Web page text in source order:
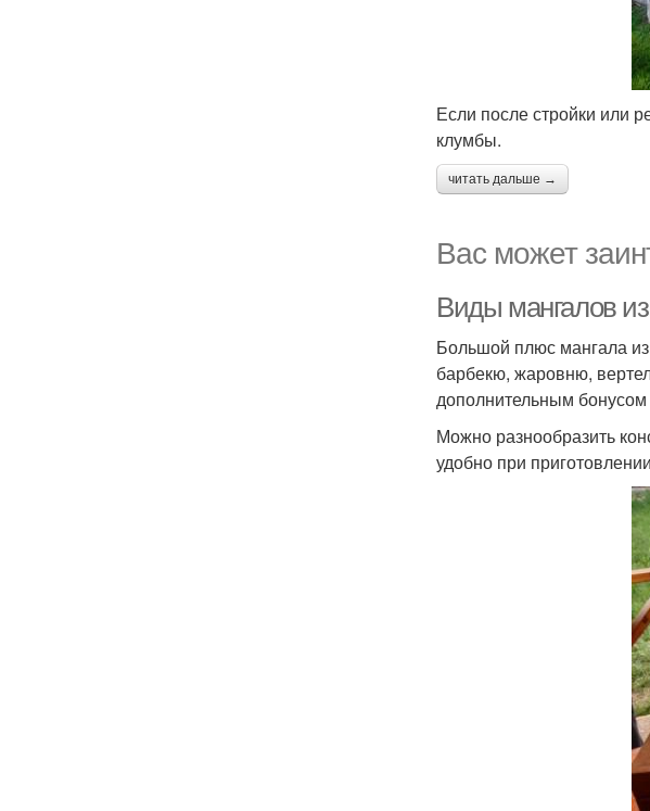
Если после стройки или
клумбы.
читать дальше →
Вас может
Виды мангалов
Большой плюс мангала из
барбекю, жаровню,
дополнительным бонусом
Можно разнообразить
удобно при